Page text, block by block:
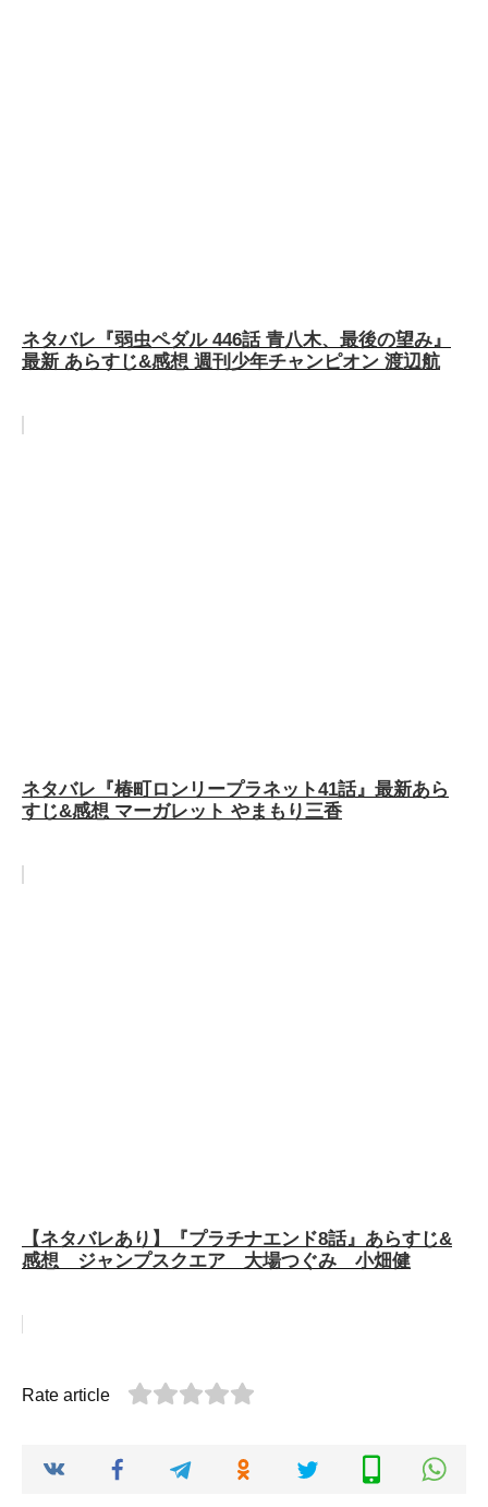
ネタバレ『弱虫ペダル 446話 青八木、最後の望み』
最新 あらすじ&感想 週刊少年チャンピオン 渡辺航
ネタバレ『椿町ロンリープラネット41話』最新あら
すじ&感想 マーガレット やまもり三香
【ネタバレあり】『プラチナエンド8話』あらすじ&
感想 ジャンプスクエア 大場つぐみ 小畑健
Rate article